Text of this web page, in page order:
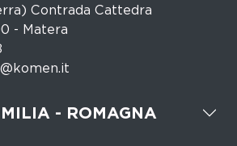
Contrada Cattedra
- Matera
- ROMAGNA